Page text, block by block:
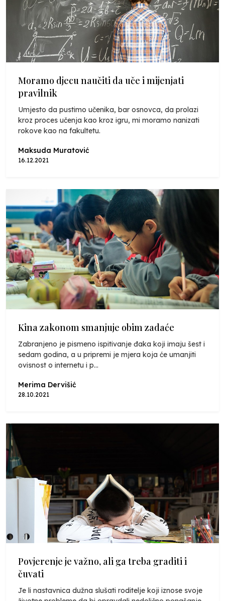
Moramo djecu naučiti da uče i mijenjati
pravilnik
Umjesto da pustimo učenika, bar osnovca, da prolazi
kroz proces učenja kao kroz igru, mi moramo nanizati
rokove kao na fakultetu.
Maksuda Muratović
16.12.2021
Kina zakonom smanjuje obim zadaće
Zabranjeno je pismeno ispitivanje đaka koji imaju šest i
sedam godina, a u pripremi je mjera koja će umanjiti
ovisnost o internetu i p...
Merima Dervišić
28.10.2021
Povjerenje je važno, ali ga treba graditi i
čuvati
Je li nastavnica dužna slušati roditelje koji iznose svoje